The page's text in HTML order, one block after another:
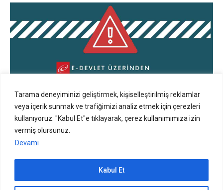
Tarama deneyiminizi geliştirmek, kişiselleştirilmiş reklamlar
veya içerik sunmak ve trafiğimizi analiz etmek için çerezleri
kullanıyoruz. "Kabul Et"e tıklayarak, çerez kullanımımıza izin
vermiş olursunuz.
Devamı
Kabul Et
Sıradaki içerik: